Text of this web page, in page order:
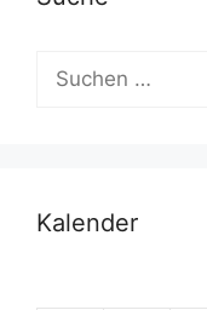
n
Suchen
nach:
Kalender